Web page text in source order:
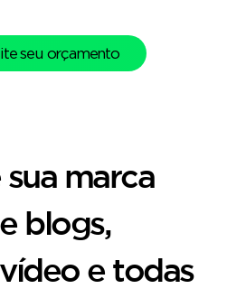
seu orçamento
marca
blogs,
e todas